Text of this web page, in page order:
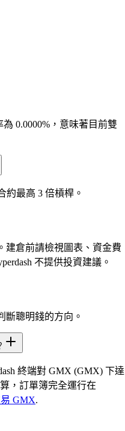
0.0000%，意味著目前雙
約最高 3 倍槓桿。
建倉前請檢視圖表、資金費
不提供投資建議。
斷聰明錢的方向。
終端對 GMX (GMX) 下達
，訂單簿完全運行在
易 GMX.